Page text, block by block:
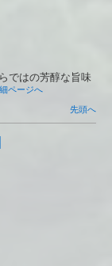
ではの芳醇な旨味
ページへ
先頭へ